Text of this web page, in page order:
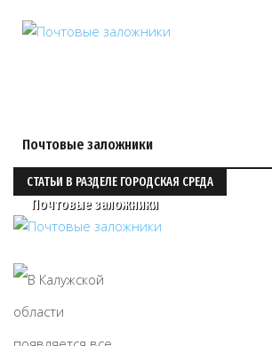
Почтовые заложники
СТАТЬИ В РАЗДЕЛЕ ГОРОДСКАЯ СРЕДА
Почтовые заложники